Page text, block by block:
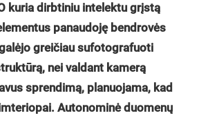
kuria dirbtiniu intelektu grįstą
panaudoję bendrovės
greičiau sufotografuoti
nei valdant kamerą
sprendimą, planuojama, kad
Autonominė duomenų